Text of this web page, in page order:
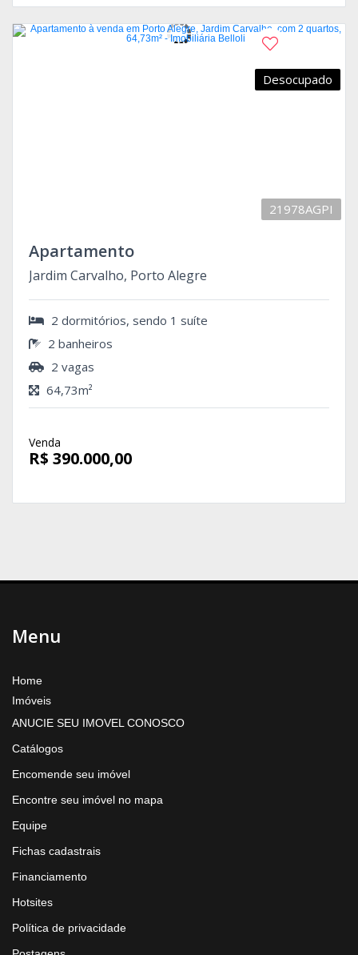
Desocupado
21978AGPI
Apartamento
Jardim Carvalho, Porto Alegre
2 dormitórios, sendo 1 suíte
2 banheiros
2 vagas
64,73m²
Venda
R$ 390.000,00
Menu
Home
Imóveis
ANUCIE SEU IMOVEL CONOSCO
Catálogos
Encomende seu imóvel
Encontre seu imóvel no mapa
Equipe
Fichas cadastrais
Financiamento
Hotsites
Política de privacidade